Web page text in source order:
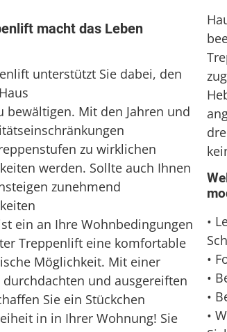
macht das Leben
unterstützt Sie dabei, den
bewältigen. Mit den Jahren und
zu wirklichen
werden. Sollte auch Ihnen
zunehmend
ein an Ihre Wohnbedingungen
Treppenlift eine komfortable
Möglichkeit. Mit einer
und ausgereiften
Sie ein Stückchen
in in Ihrer Wohnung! Sie
•
•
•
•
•